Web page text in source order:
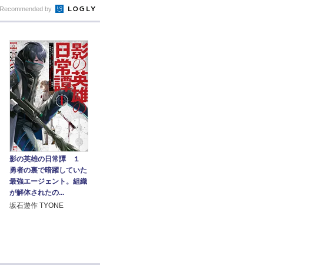
Recommended by
影の英雄の日常譚 １
勇者の裏で暗躍していた
最強エージェント。組織
が解体されたの...
坂石遊作 TYONE